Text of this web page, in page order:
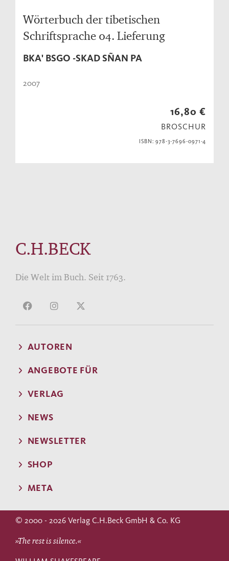
Wörterbuch der tibetischen
Schriftsprache 04. Lieferung
BKA' BSGO -SKAD SÑAN PA
2007
16,80 €
BROSCHUR
ISBN: 978-3-7696-0971-4
C.H.BECK
Die Welt im Buch. Seit 1763.
AUTOREN
ANGEBOTE FÜR
VERLAG
NEWS
NEWSLETTER
SHOP
META
© 2000 - 2026 Verlag C.H.Beck GmbH & Co. KG
»The rest is silence.«